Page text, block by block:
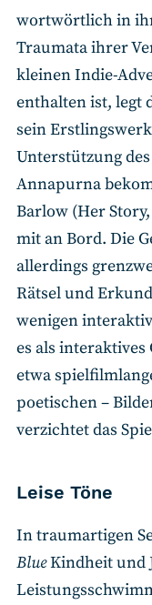
wortwörtlich in
Traumata ihrer
kleinen Indie-
enthalten ist, legt
sein
Unterstützung
Annapurna
Barlow (Her
mit an Bord. Die
allerdings
Rätsel und
wenigen
es als interaktives
etwa
poetischen –
verzichtet das
Leise Töne
In traumartigen
BlueKindheit und